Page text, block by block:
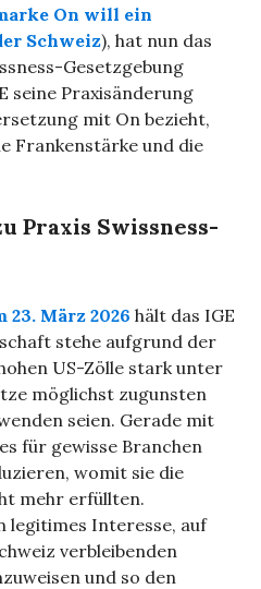
On will ein
Schweiz), hat nun das
Gesetzgebung
seine Praxisänderung
mit On bezieht,
Frankenstärke und die
Praxis Swissness-
März 2026 hält das IGE
stehe aufgrund der
US-Zölle stark unter
möglichst zugunsten
seien. Gerade mit
für gewisse Branchen
womit sie die
mehr erfüllten.
legitimes Interesse, auf
verbleibenden
und so den